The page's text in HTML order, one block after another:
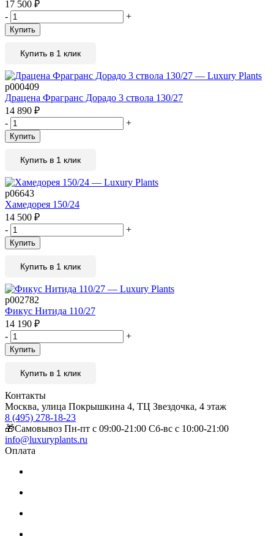
17 500 ₽
-
+
Купить
Купить в 1 клик
р000409
Драцена Фрагранс Дорадо 3 ствола 130/27
14 890 ₽
-
+
Купить
Купить в 1 клик
р06643
Хамедорея 150/24
14 500 ₽
-
+
Купить
Купить в 1 клик
р002782
Фикус Нитида 110/27
14 190 ₽
-
+
Купить
Купить в 1 клик
Контакты
Москва, улица Покрышкина 4, ТЦ Звездочка, 4 этаж
8 (495) 278-18-23
🎁Самовывоз Пн-пт с 09:00-21:00 Сб-вс с 10:00-21:00
info@luxuryplants.ru
Оплата